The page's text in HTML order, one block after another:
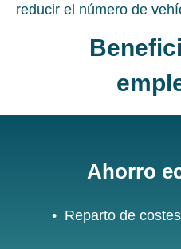
reducir el número de
Ahorro
• Reparto de